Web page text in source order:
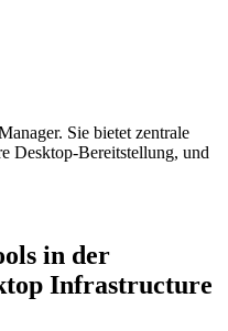
Sie bietet zentrale
Desktop-Bereitstellung, und
in der
Infrastructure